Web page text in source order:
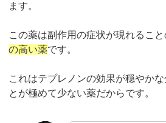
ます。
この薬は副作用の症状が現れるこ
の高い薬です。
これはテプレノンの効果が穏やか
とが極めて少ない薬だからです。